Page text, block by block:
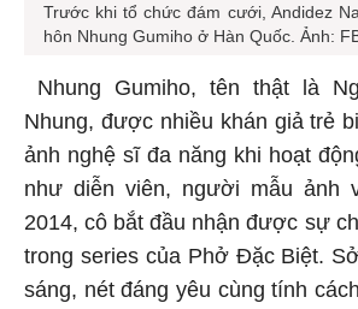
Trước khi tổ chức đám cưới, Andidez
hôn Nhung Gumiho ở Hàn Quốc. Ảnh:
Nhung Gumiho, tên thật là
Nhung, được nhiều khán giả trẻ
ảnh nghệ sĩ đa năng khi hoạt
như diễn viên, người mẫu ảnh
2014, cô bắt đầu nhận được sự
trong series của Phở Đặc Biệt.
sáng, nét đáng yêu cùng tính